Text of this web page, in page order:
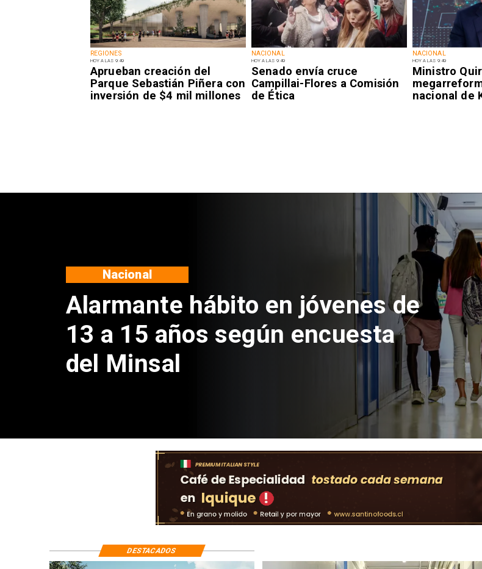
REGIONES
HOY A LAS 9:49
Aprueban creación del
Parque Sebastián Piñera con
inversión de $4 mil millones
NACIONAL
HOY A LAS 9:49
Senado envía cruce
Campillai-Flores a Comisión
de Ética
NACIONAL
HOY A LAS 9:49
Ministro
nacional de
Aprueban creación del Parque
Sebastián Piñera con inversión
de $4 mil millones
Regiones
DESTACADOS